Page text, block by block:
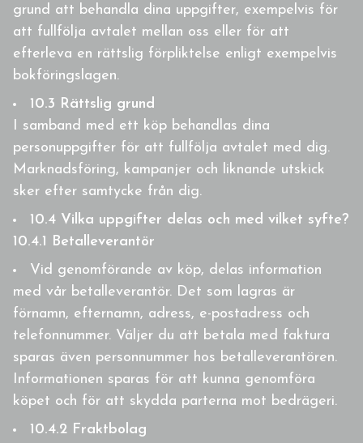
grund att behandla dina uppgifter, exempelvis för
att fullfölja avtalet mellan oss eller för att
efterleva en rättslig förpliktelse enligt exempelvis
bokföringslagen.
10.3 Rättslig grund
I samband med ett köp behandlas dina
personuppgifter för att fullfölja avtalet med dig.
Marknadsföring, kampanjer och liknande utskick
sker efter samtycke från dig.
10.4 Vilka uppgifter delas och med vilket syfte?
10.4.1 Betalleverantör
Vid genomförande av köp, delas information
med vår betalleverantör. Det som lagras är
förnamn, efternamn, adress, e-postadress och
telefonnummer. Väljer du att betala med faktura
sparas även personnummer hos betalleverantören.
Informationen sparas för att kunna genomföra
köpet och för att skydda parterna mot bedrägeri.
10.4.2 Fraktbolag